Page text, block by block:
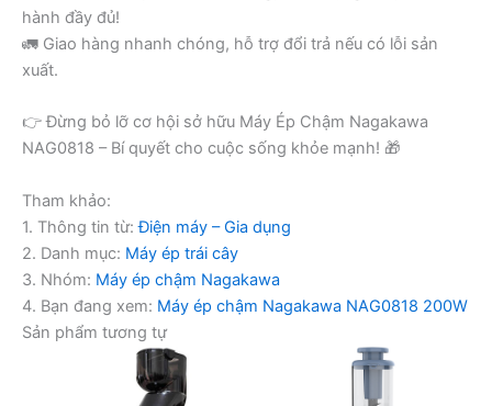
hành đầy đủ!
🚛 Giao hàng nhanh chóng, hỗ trợ đổi trả nếu có lỗi sản
xuất.
👉 Đừng bỏ lỡ cơ hội sở hữu Máy Ép Chậm Nagakawa
NAG0818 – Bí quyết cho cuộc sống khỏe mạnh! 🎁
Tham khảo:
1. Thông tin từ:Điện máy – Gia dụng
2. Danh mục: Máy ép trái cây
3. Nhóm: Máy ép chậm Nagakawa
4. Bạn đang xem: Máy ép chậm Nagakawa NAG0818 200W
Sản phẩm tương tự